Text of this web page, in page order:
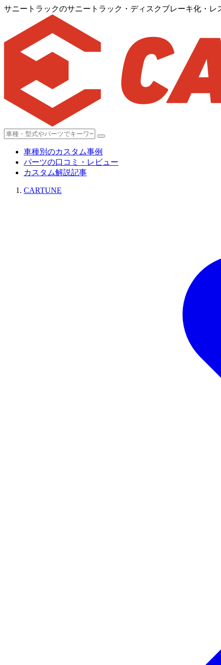
サニートラックのサニートラック・ディスクブレーキ化・
車種別のカスタム事例
パーツの口コミ・レビュー
カスタム解説記事
CARTUNE